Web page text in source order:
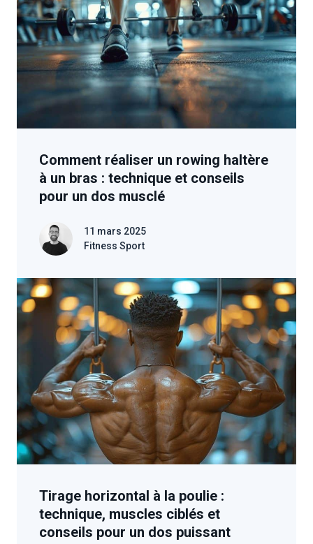
Comment réaliser un rowing haltère
à un bras : technique et conseils
pour un dos musclé
11 mars 2025
Fitness Sport
Tirage horizontal à la poulie :
technique, muscles ciblés et
conseils pour un dos puissant